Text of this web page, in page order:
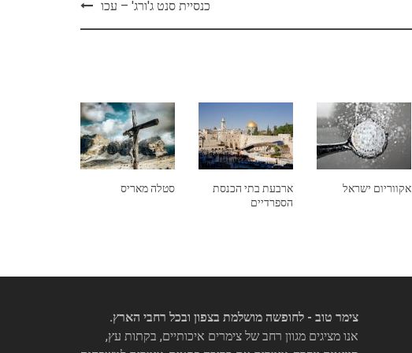
כנסיית סנט ג'ורג' – עכו
סטלה מאריס
ארבעת בתי הכנסת
הספרדיים
אקווריום ישראל
צימר טוב - לחופשה מושלמת בצפון ובכל רחבי הארץ.
אנו מציגים מגוון רחב של צימרים איכותיים, בקתות עץ,